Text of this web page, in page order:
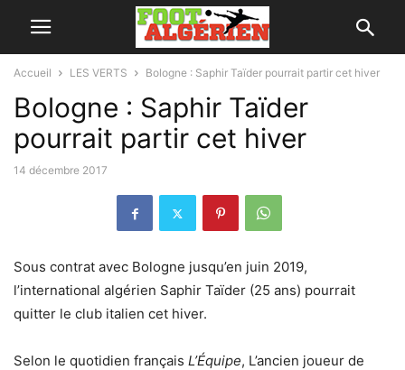
Accueil LES VERTS Bologne : Saphir Taïder pourrait partir cet hiver
Bologne : Saphir Taïder
pourrait partir cet hiver
14 décembre 2017
Sous contrat avec Bologne jusqu’en juin 2019,
l’international algérien Saphir Taïder (25 ans) pourrait
quitter le club italien cet hiver.
Selon le quotidien français L’Équipe, L’ancien joueur de